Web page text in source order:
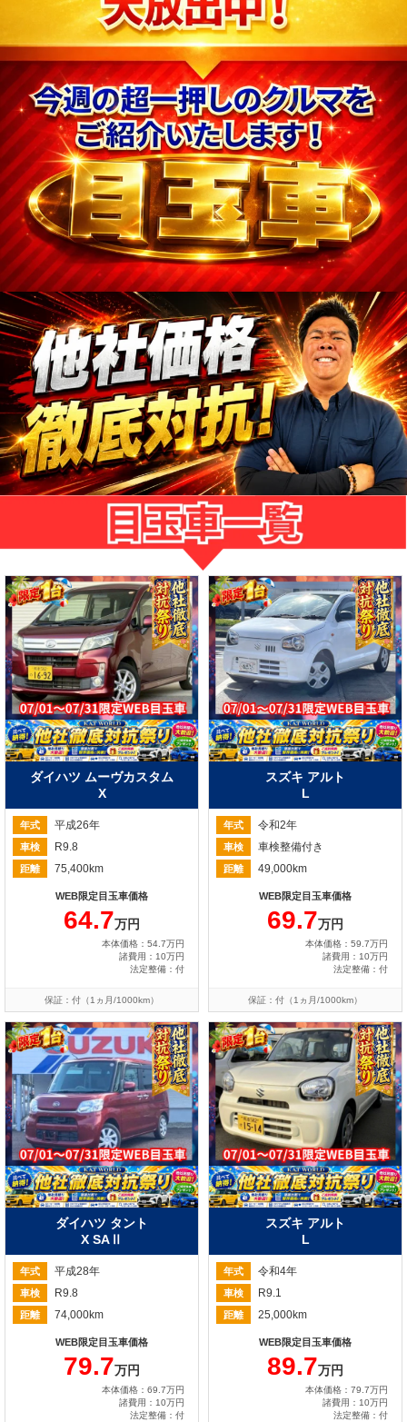
ダイハツ ムーヴカスタム
X
年式 平成26年
車検 R9.8
距離 75,400km
WEB限定目玉車価格
64.7万円
本体価格：54.7万円
諸費用：10万円
法定整備：付
保証：付（1ヵ月/1000km）
スズキ アルト
L
年式 令和2年
車検 車検整備付き
距離 49,000km
WEB限定目玉車価格
69.7万円
本体価格：59.7万円
諸費用：10万円
法定整備：付
保証：付（1ヵ月/1000km）
ダイハツ タント
X SAⅡ
年式 平成28年
車検 R9.8
距離 74,000km
WEB限定目玉車価格
79.7万円
本体価格：69.7万円
諸費用：10万円
法定整備：付
スズキ アルト
L
年式 令和4年
車検 R9.1
距離 25,000km
WEB限定目玉車価格
89.7万円
本体価格：79.7万円
諸費用：10万円
法定整備：付